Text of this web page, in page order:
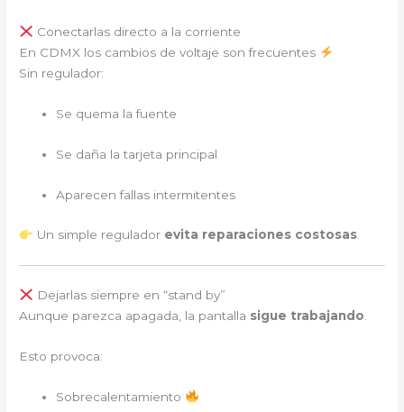
Conectarlas directo a la corriente
En CDMX los cambios de voltaje son frecuentes
Sin regulador:
Se quema la fuente
Se daña la tarjeta principal
Aparecen fallas intermitentes
Un simple regulador evita reparaciones costosas.
Dejarlas siempre en “stand by”
Aunque parezca apagada, la pantalla sigue trabajando
Esto provoca:
Sobrecalentamiento